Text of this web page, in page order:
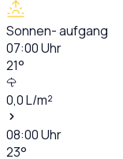
Sonnen- aufgang
07:00Uhr
21°
0,0L/m²
08:00Uhr
23°